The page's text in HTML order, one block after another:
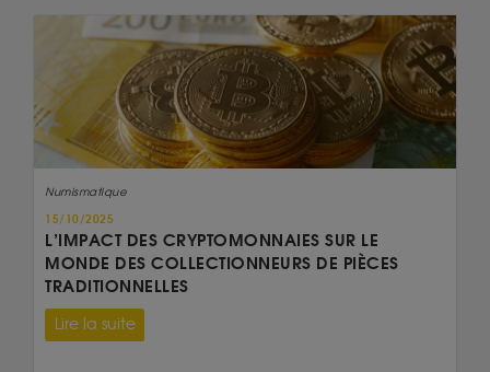
Numismatique
15/10/2025
L’IMPACT DES CRYPTOMONNAIES SUR LE
MONDE DES COLLECTIONNEURS DE PIÈCES
TRADITIONNELLES
Lire la suite